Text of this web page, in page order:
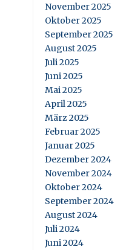
November 2025
Oktober 2025
September 2025
August 2025
Juli 2025
Juni 2025
Mai 2025
April 2025
März 2025
Februar 2025
Januar 2025
Dezember 2024
November 2024
Oktober 2024
September 2024
August 2024
Juli 2024
Juni 2024